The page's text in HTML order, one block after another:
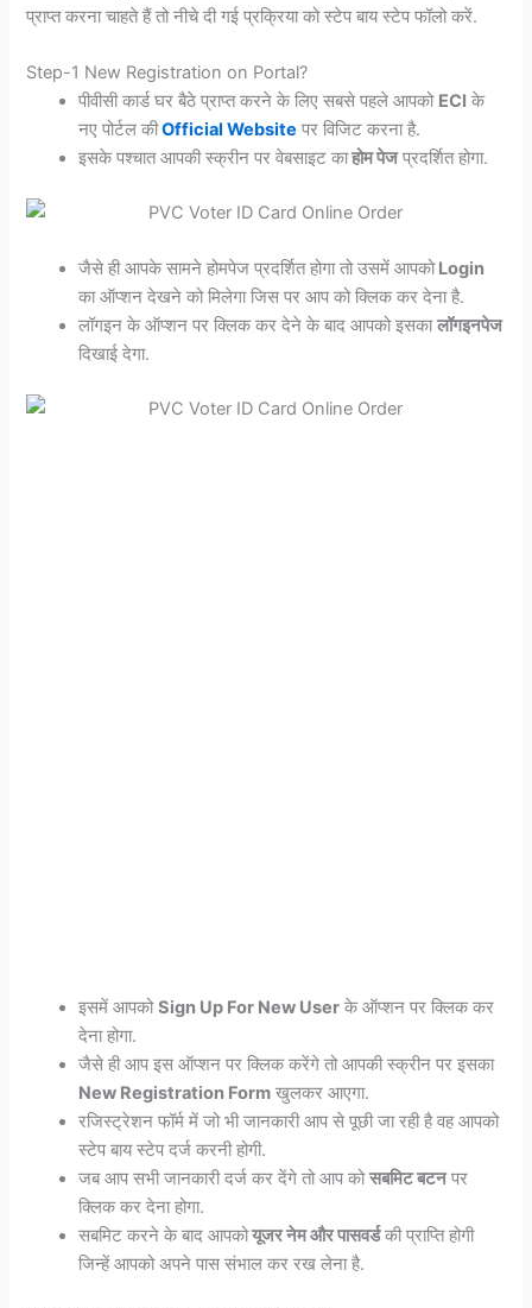
प्राप्त करना चाहते हैं तो नीचे दी गई प्रक्रिया को स्टेप बाय स्टेप फॉलो करें.
Step-1 New Registration on Portal?
पीवीसी कार्ड घर बैठे प्राप्त करने के लिए सबसे पहले आपको ECI के
नए पोर्टल कीOfficial Website पर विजिट करना है.
इसके पश्चात आपकी स्क्रीन पर वेबसाइट काहोम पेजप्रदर्शित होगा.
जैसे ही आपके सामने होमपेज प्रदर्शित होगा तो उसमें आपकोLogin
का ऑप्शन देखने को मिलेगा जिस पर आप को क्लिक कर देना है.
लॉगइन के ऑप्शन पर क्लिक कर देने के बाद आपको इसकालॉगइनपेज
दिखाई देगा.
इसमें आपकोSign Up For New User के ऑप्शन पर क्लिक कर
देना होगा.
जैसे ही आप इस ऑप्शन पर क्लिक करेंगे तो आपकी स्क्रीन पर इसका
New Registration Form खुलकर आएगा.
रजिस्ट्रेशन फॉर्म में जो भी जानकारी आप से पूछी जा रही है वह आपको
स्टेप बाय स्टेप दर्ज करनी होगी.
जब आप सभी जानकारी दर्ज कर देंगे तो आप कोसबमिट बटनपर
क्लिक कर देना होगा.
सबमिट करने के बाद आपकोयूजर नेम और पासवर्डकी प्राप्ति होगी
जिन्हें आपको अपने पास संभाल कर रख लेना है.